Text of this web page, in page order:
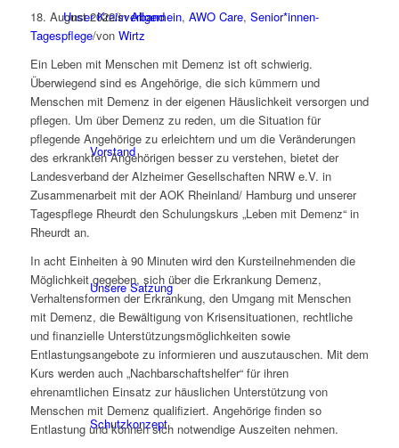
Unser Kreisverband
Vorstand
Unsere Satzung
Schutzkonzept
18. August 2022/inAllgemein, AWO Care, Senior*innen-
Tagespflege/von Wirtz
Ein Leben mit Menschen mit Demenz ist oft schwierig.
Überwiegend sind es Angehörige, die sich kümmern und
Menschen mit Demenz in der eigenen Häuslichkeit versorgen und
pflegen. Um über Demenz zu reden, um die Situation für
pflegende Angehörige zu erleichtern und um die Veränderungen
des erkrankten Angehörigen besser zu verstehen, bietet der
Landesverband der Alzheimer Gesellschaften NRW e.V. in
Zusammenarbeit mit der AOK Rheinland/ Hamburg und unserer
Tagespflege Rheurdt den Schulungskurs „Leben mit Demenz“ in
Rheurdt an.
In acht Einheiten à 90 Minuten wird den Kursteilnehmenden die
Möglichkeit gegeben, sich über die Erkrankung Demenz,
Verhaltensformen der Erkrankung, den Umgang mit Menschen
mit Demenz, die Bewältigung von Krisensituationen, rechtliche
und finanzielle Unterstützungsmöglichkeiten sowie
Entlastungsangebote zu informieren und auszutauschen. Mit dem
Kurs werden auch „Nachbarschaftshelfer“ für ihren
ehrenamtlichen Einsatz zur häuslichen Unterstützung von
Menschen mit Demenz qualifiziert. Angehörige finden so
Entlastung und können sich notwendige Auszeiten nehmen.